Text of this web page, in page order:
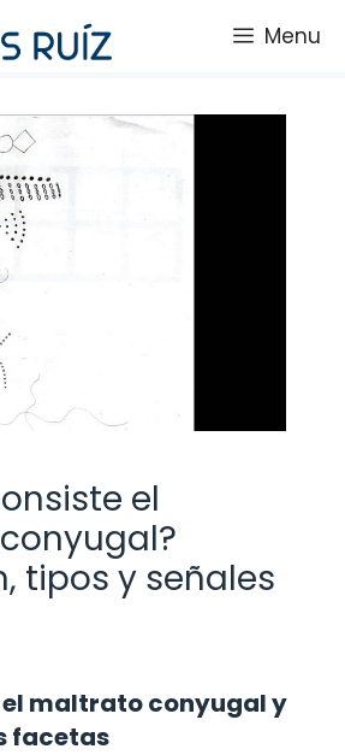
Menu
el
tipos y señales
el maltrato conyugal y
facetas